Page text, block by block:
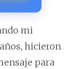
mi
hicieron
para